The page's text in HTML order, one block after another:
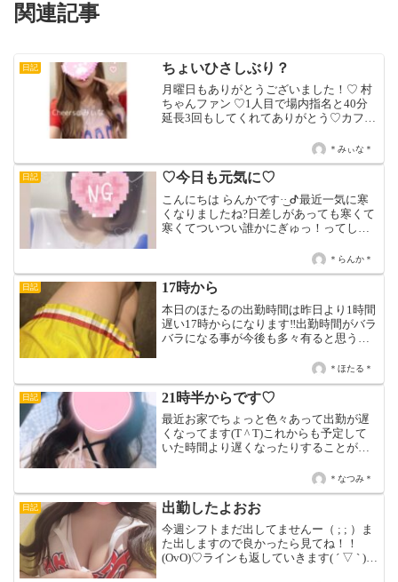
関連記事
日記 ちょいひさしぶり？
月曜日もありがとうございました！♡ 村
ちゃんファン ♡1人目で場内指名と40分
延長3回もしてくれてありがとう♡カフェ
てうれしかった♪♡ くちびるフェチさん
♡2人目で場内指名と40分延長とドリンク
2杯ご...
＊みぃな＊
日記 ♡今日も元気に♡
こんにちは らんかです·͜· ᕷ最近一気に寒
くなりましたね?日差しがあっても寒くて
寒くてついつい誰かにぎゅっ！ってした
うしようと考えながら今日のお昼ご飯
＊らんか＊
日記 17時から
本日のほたるの出勤時間は昨日より1時間
遅い17時からになります‼️出勤時間がバラ
バラになる事が今後も多々有ると思うの
下さる方が居たらお店のサイトを見て下
迄です...
＊ほたる＊
日記 21時半からです♡
最近お家でちょっと色々あって出勤が遅
くなってます(T ^ T)これからも予定して
いた時間より遅くなったりすることが増
とうございました♡初めましてのお兄さ
ん何人もが場内指名や延長くれたり、早
速会いに来て...
＊なつみ＊
日記 出勤したよおお
今週シフトまだ出してませんー（ ; ; ）ま
た出しますので良かったら見てね！！
(OvO)♡ラインも返していきます( ´ ▽ ` )し